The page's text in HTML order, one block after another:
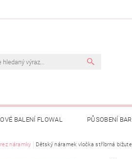
BALENÍ FLOWAL PŮSOBENÍ
náramky Dětský náramek vločka stříbrná